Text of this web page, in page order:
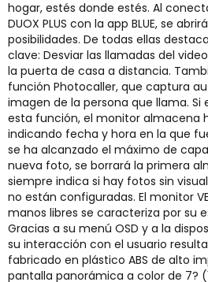
hogar, estés donde estés. Al
DUOX PLUS con la app BLUE, se
posibilidades. De todas ellas
clave: Desviar las llamadas del
la puerta de casa a distancia.
función Photocaller, que captura
imagen de la persona que llama.
esta función, el monitor almacena
indicando fecha y hora en la que
se ha alcanzado el máximo de
nueva foto, se borrará la primera
siempre indica si hay fotos sin
no están configuradas. El monitor
manos libres se caracteriza por su
Gracias a su menú OSD y a la
su interacción con el usuario
fabricado en plástico ABS de alto
pantalla panorámica a color de 7?